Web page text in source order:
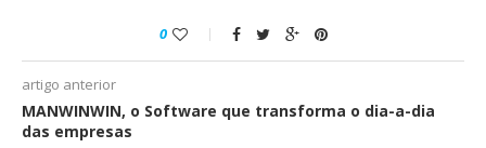
0
artigo anterior
MANWINWIN, o Software que transforma o dia-a-dia
das empresas